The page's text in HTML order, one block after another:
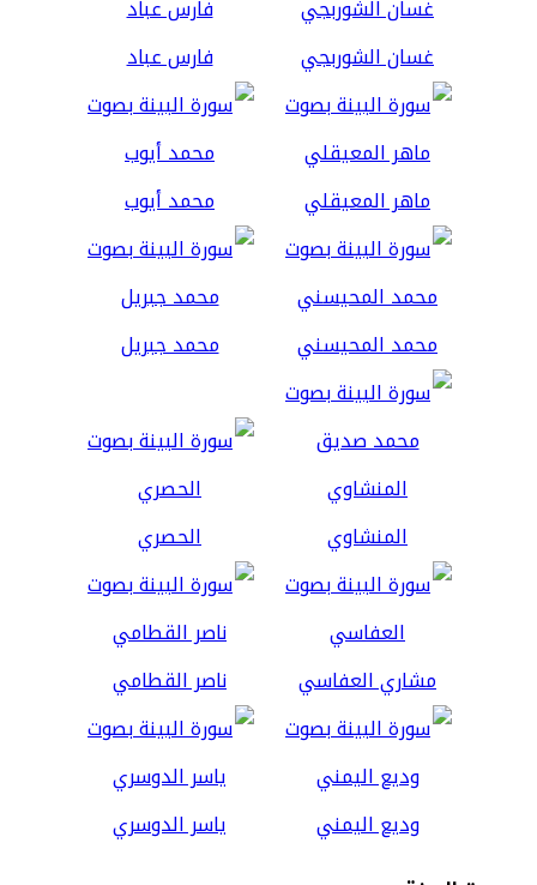
غسان الشوربجي فارس عباد
ماهر المعيقلي محمد أيوب
محمد المحيسني محمد جبريل
المنشاوي الحصري
مشاري العفاسي ناصر القطامي
وديع اليمني ياسر الدوسري